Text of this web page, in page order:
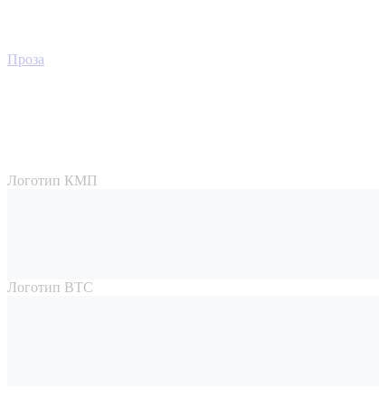
Проза
Логотип КМП
Логотип ВТС